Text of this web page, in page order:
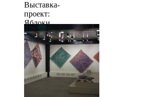
Выставка-
проект:
Яблоки
когда их
много